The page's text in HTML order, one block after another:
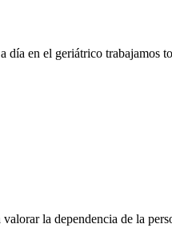
en el geriátrico trabajamos
la dependencia de la